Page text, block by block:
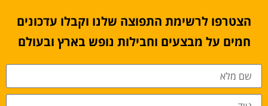
הצטרפו לרשימת התפוצה שלנו וקבלו עדכונים
חמים על מבצעים וחבילות נופש בארץ ובעולם